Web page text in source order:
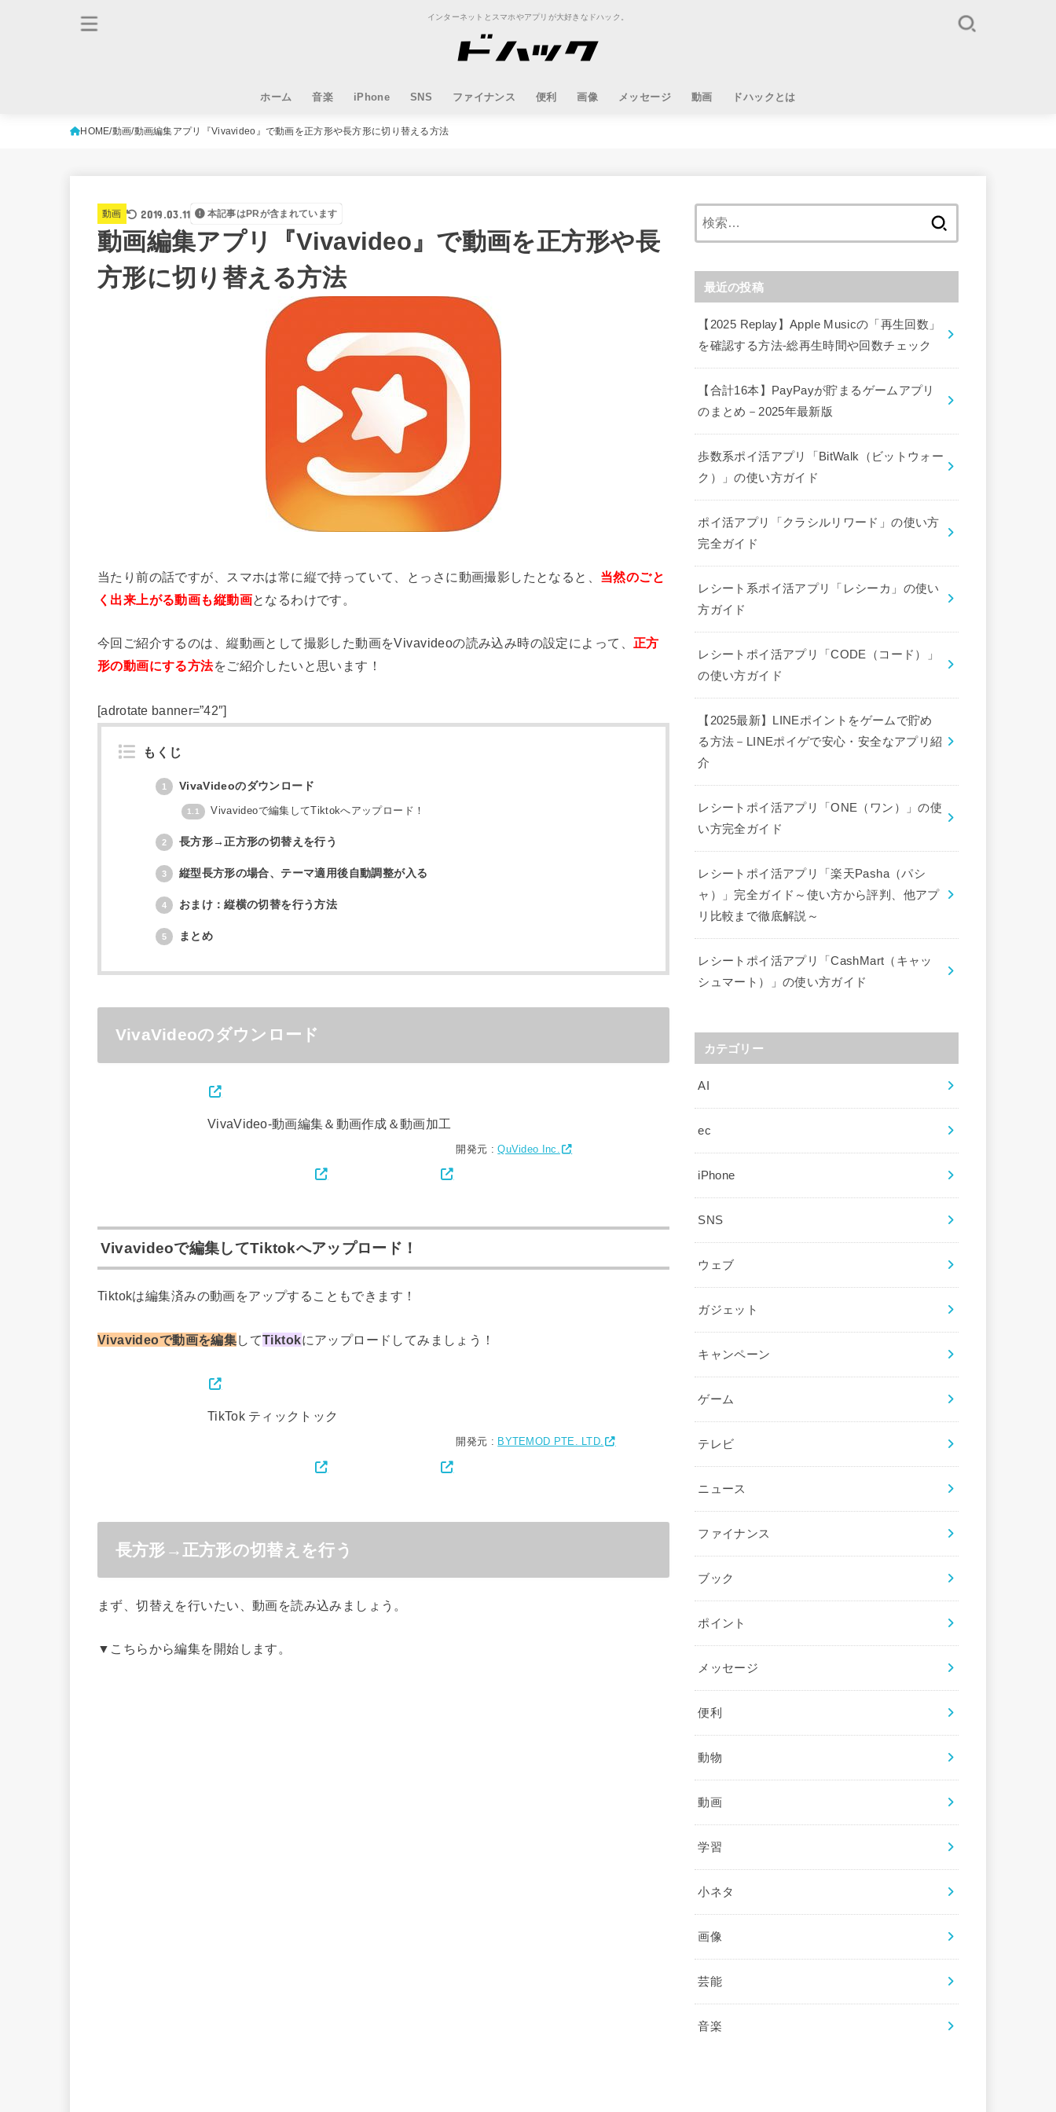
インターネットとスマホやアプリが大好きなドハック。
ホーム 音楽 iPhone SNS ファイナンス 便利 画像 メッセージ 動画 ドハックとは
HOME 動画 動画編集アプリ『Vivavideo』で動画を正方形や長方形に切り替える方法
動画 2019.03.11 本記事はPRが含まれています
動画編集アプリ『Vivavideo』で動画を正方形や長
方形に切り替える方法
当たり前の話ですが、スマホは常に縦で持っていて、とっさに動画撮影したとなると、 当然のごと
く出来上がる動画も縦動画となるわけです。
今回ご紹介するのは、縦動画として撮影した動画をVivavideoの読み込み時の設定によって、 正方
形の動画にする方法をご紹介したいと思います！
[adrotate banner=”42″]
もくじ
1 VivaVideoのダウンロード
1.1 Vivavideoで編集してTiktokへアップロード！
2 長方形→正方形の切替えを行う
3 縦型長方形の場合、テーマ適用後自動調整が入る
4 おまけ：縦横の切替を行う方法
5 まとめ
VivaVideoのダウンロード
VivaVideo-動画編集＆動画作成＆動画加工
開発元 :QuVideo Inc.
Vivavideoで編集してTiktokへアップロード！
Tiktokは編集済みの動画をアップすることもできます！
Vivavideoで動画を編集してTiktokにアップロードしてみましょう！
TikTok ティックトック
開発元 : BYTEMOD PTE. LTD.
長方形→正方形の切替えを行う
まず、切替えを行いたい、動画を読み込みましょう。
▼こちらから編集を開始します。
最近の投稿
【2025 Replay】Apple Musicの「再生回数」
を確認する方法-総再生時間や回数チェック
【合計16本】PayPayが貯まるゲームアプリ
のまとめ－2025年最新版
歩数系ポイ活アプリ「BitWalk（ビットウォー
ク）」の使い方ガイド
ポイ活アプリ「クラシルリワード」の使い方
完全ガイド
レシート系ポイ活アプリ「レシーカ」の使い
方ガイド
レシートポイ活アプリ「CODE（コード）」
の使い方ガイド
【2025最新】LINEポイントをゲームで貯め
る方法－LINEポイゲで安心・安全なアプリ紹
介
レシートポイ活アプリ「ONE（ワン）」の使
い方完全ガイド
レシートポイ活アプリ「楽天Pasha（パシ
ャ）」完全ガイド～使い方から評判、他アプ
リ比較まで徹底解説～
レシートポイ活アプリ「CashMart（キャッ
シュマート）」の使い方ガイド
カテゴリー
AI
ec
iPhone
SNS
ウェブ
ガジェット
キャンペーン
ゲーム
テレビ
ニュース
ファイナンス
ブック
ポイント
メッセージ
便利
動物
動画
学習
小ネタ
画像
芸能
音楽